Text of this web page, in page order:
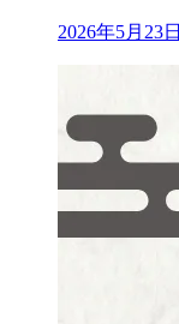
2026年5月23日